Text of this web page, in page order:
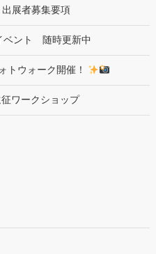
展者募集要項
ベント 随時更新中
ウォーク開催！
ワークショップ